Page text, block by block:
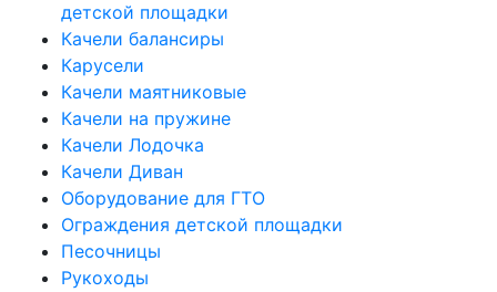
детской площадки
Качели балансиры
Карусели
Качели маятниковые
Качели на пружине
Качели Лодочка
Качели Диван
Оборудование для ГТО
Ограждения детской площадки
Песочницы
Рукоходы